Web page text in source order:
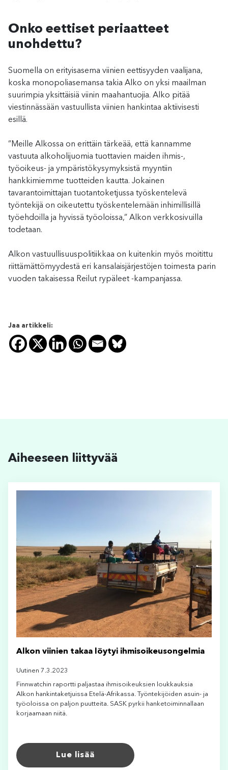
Onko eettiset periaatteet
unohdettu?
Suomella on erityisasema viinien eettisyyden vaalijana,
koska monopoliasemansa takia Alko on yksi maailman
suurimpia yksittäisiä viinin maahantuojia. Alko pitää
viestinnässään vastuullista viinien hankintaa aktiivisesti
esillä.
”Meille Alkossa on erittäin tärkeää, että kannamme
vastuuta alkoholijuomia tuottavien maiden ihmis-,
työoikeus- ja ympäristökysymyksistä myyntiin
hankkimiemme tuotteiden kautta. Jokainen
tavarantoimittajan tuotantoketjussa työskentelevä
työntekijä on oikeutettu työskentelemään inhimillisillä
työehdoilla ja hyvissä työoloissa,” Alkon verkkosivuilla
todetaan.
Alkon vastuullisuuspolitiikkaa on kuitenkin myös moitittu
riittämättömyydestä eri kansalaisjärjestöjen toimesta parin
vuoden takaisessa Reilut rypäleet -kampanjassa.
Jaa artikkeli:
Aiheeseen liittyvää
Alkon viinien takaa löytyi ihmisoikeusongelmia
Uutinen 7.3.2023
Finnwatchin raportti paljastaa ihmisoikeuksien loukkauksia
Alkon hankintaketjuissa Etelä-Afrikassa. Työntekijöiden asuin- ja
työoloissa on paljon puutteita. SASK pyrkii hanketoiminnallaan
korjaamaan niitä.
Lue lisää